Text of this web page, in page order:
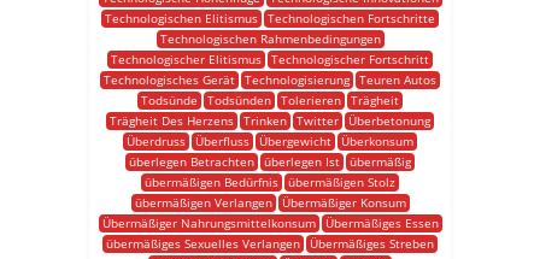
Technologischen Elitismus Technologischen Fortschritte
Technologischen Rahmenbedingungen
Technologischer Elitismus Technologischer Fortschritt
Technologisches Gerät Technologisierung Teuren Autos
Todsünde
Todsünden Tolerieren Trägheit
Trägheit Des Herzens Trinken Twitter
Überbetonung
Überdruss
Überfluss Übergewicht
Überkonsum
überlegen Betrachten überlegen Ist übermäßig
übermäßigen Bedürfnis übermäßigen Stolz
übermäßigen Verlangen
Übermäßiger Konsum
Übermäßiger Nahrungsmittelkonsum
Übermäßiges Essen
übermäßiges Sexuelles Verlangen
Übermäßiges Streben